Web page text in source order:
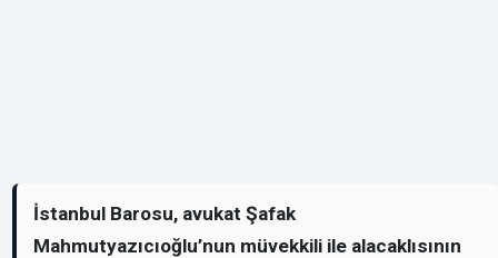
İstanbul Barosu, avukat Şafak
Mahmutyazıcıoğlu’nun müvekkili ile alacaklısının